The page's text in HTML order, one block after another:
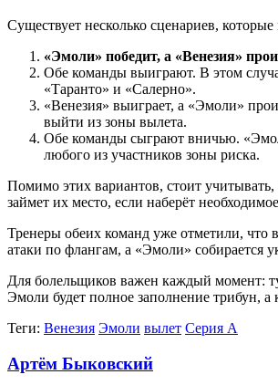
Существует несколько сценариев,
«Эмоли» победит, а «Венезия»
Обе команды выиграют. В этом
«Таранто» и «Салерно».
«Венезия» выиграет, а «Эмоли»
выйти из зоны вылета.
Обе команды сыграют вничью.
любого из участников зоны риска.
Помимо этих вариантов, стоит
займет их место, если наберёт
Тренеры обеих команд уже отметили, что
атаки по флангам, а «Эмоли» собирается
Для болельщиков важен каждый момент:
Эмоли будет полное заполнение трибун,
Теги: Венезия Эмоли вылет Серия А
Артём Быковский